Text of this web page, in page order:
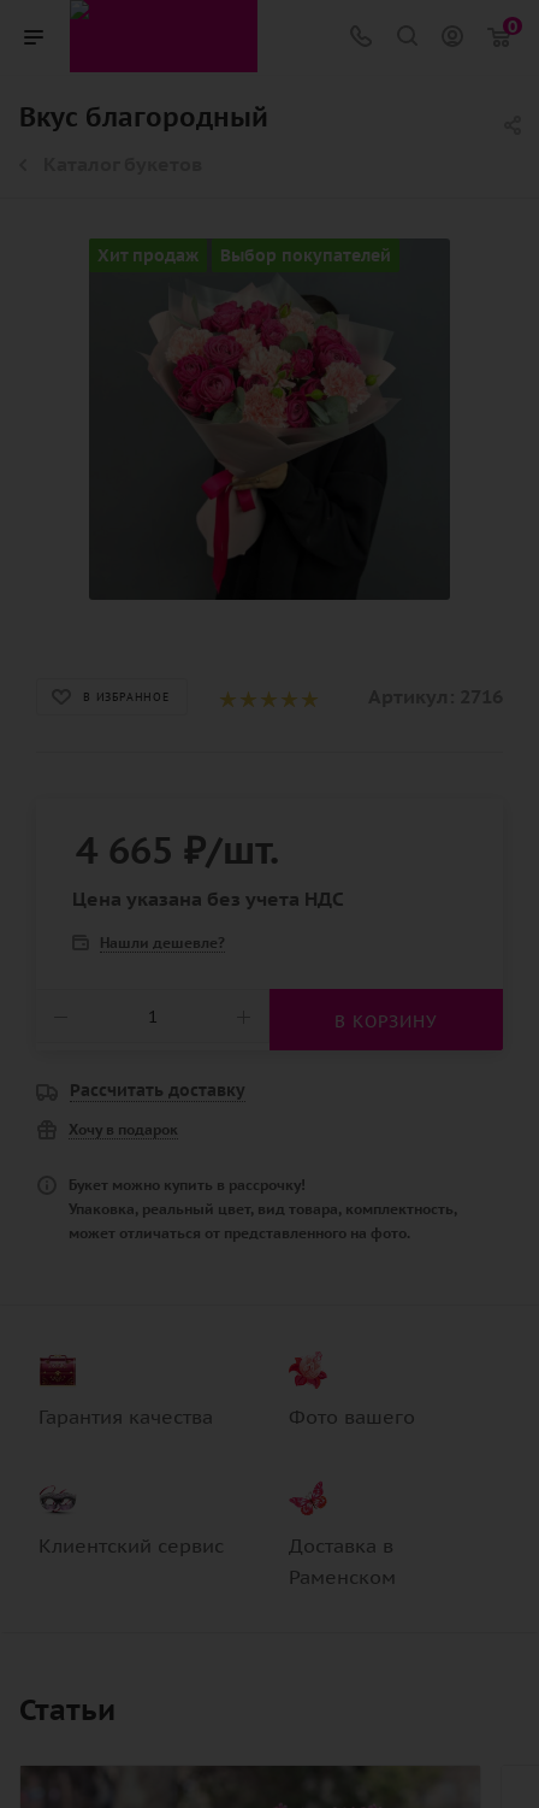
0
Вкус благородный
Хит продаж Выбор покупателей
В ИЗБРАННОЕ
4 665 ₽/шт.
Цена указана без учета НДС
Нашли дешевле?
В КОРЗИНУ
Рассчитать доставку
Хочу в подарок
Букет можно купить в рассрочку!
Упаковка, реальный цвет, вид товара, комплектность,
может отличаться от представленного на фото.
Гарантия качества Фото вашего
Клиентский сервис
Доставка в
Раменском
Статьи